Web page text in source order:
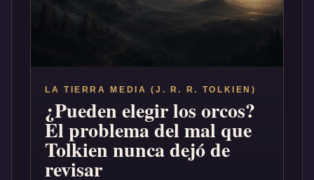
LA TIERRA MEDIA (J. R. R. TOLKIEN)
¿Pueden elegir los orcos?
El problema del mal que
Tolkien nunca dejó de
revisar